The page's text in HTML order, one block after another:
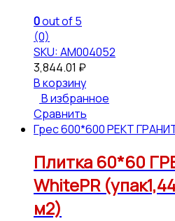
0out of 5
(0)
SKU: АМ004052
3,844.01 ₽
В корзину
В избранное
Сравнить
Грес 600*600 РЕКТ
Плитка 60*60
WhitePR
м2)